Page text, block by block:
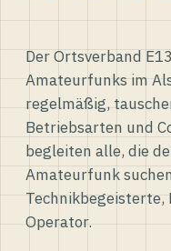
Der Ortsverband
Amateurfunks im
regelmäßig,
Betriebsarten und
begleiten alle, die
Amateurfunk
Technikbegeisterte,
Operator.